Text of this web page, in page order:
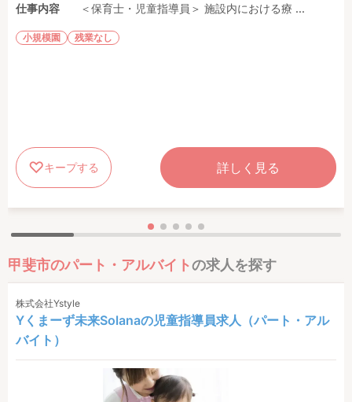
仕事内容
＜保育士・児童指導員＞ 施設内における療 ...
小規模園 残業なし
キープする 詳しく見る
甲斐市のパート・アルバイトの求人を探す
株式会社Ystyle
Yくまーず未来Solanaの児童指導員求人（パート・アル
バイト）